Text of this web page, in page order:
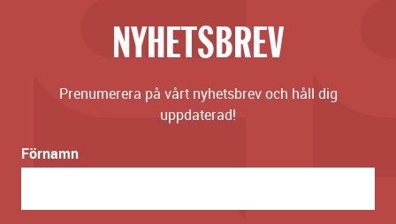
NYHETSBREV
Prenumerera på vårt nyhetsbrev och håll dig
uppdaterad!
Förnamn